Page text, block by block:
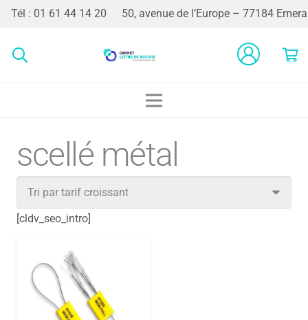
Tél : 01 61 44 14 20 50, avenue de l’Europe – 77184
scellé métal
[cldv_seo_intro]